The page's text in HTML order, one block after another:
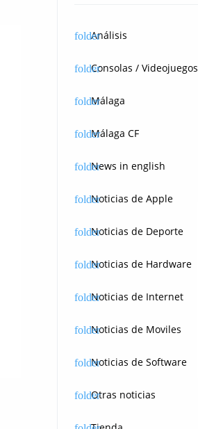
Análisis
Consolas / Videojuegos
Málaga
Málaga CF
News in english
Noticias de Apple
Noticias de Deporte
Noticias de Hardware
Noticias de Internet
Noticias de Moviles
Noticias de Software
Otras noticias